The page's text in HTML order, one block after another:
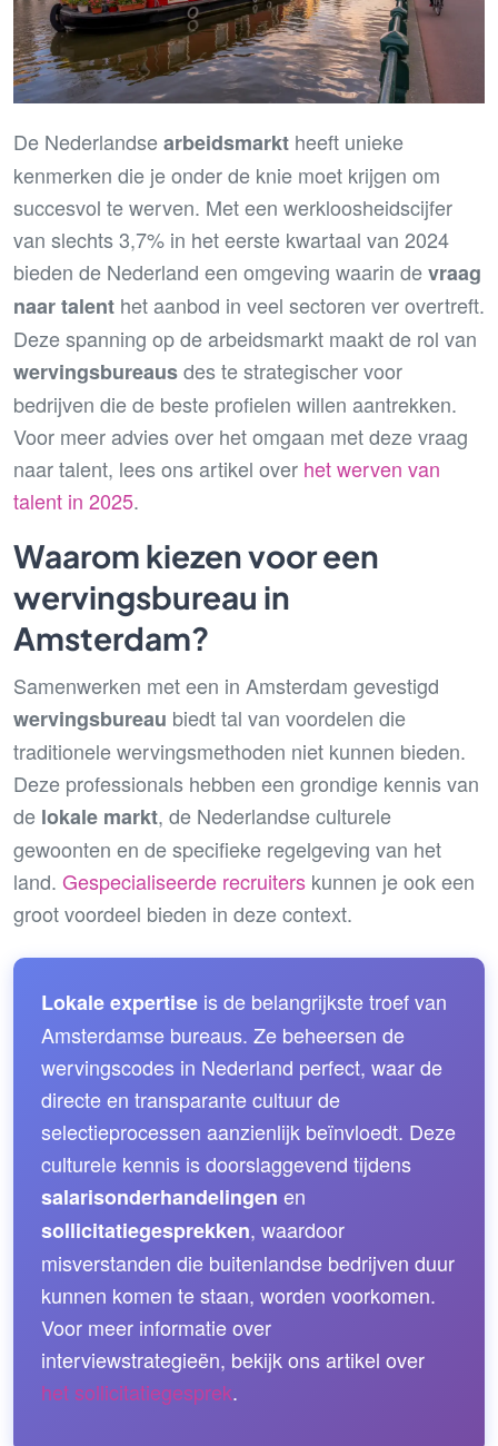
De Nederlandsearbeidsmarkt heeft unieke
kenmerken die je onder de knie moet krijgen om
succesvol te werven. Met een werkloosheidscijfer
van slechts 3,7% in het eerste kwartaal van 2024
bieden de Nederland een omgeving waarin devraag
naar talent het aanbod in veel sectoren ver overtreft.
Deze spanning op de arbeidsmarkt maakt de rol van
wervingsbureausdes te strategischer voor
bedrijven die de beste profielen willen aantrekken.
Voor meer advies over het omgaan met deze vraag
naar talent, lees ons artikel over het werven van
talent in 2025.
Waarom kiezen voor een
wervingsbureau in
Amsterdam?
Samenwerken met een in Amsterdam gevestigd
wervingsbureau biedt tal van voordelen die
traditionele wervingsmethoden niet kunnen bieden.
Deze professionals hebben een grondige kennis van
de lokale markt, de Nederlandse culturele
gewoonten en de specifieke regelgeving van het
land. Gespecialiseerde recruiters kunnen je ook een
groot voordeel bieden in deze context.
Lokale expertise is de belangrijkste troef van
Amsterdamse bureaus. Ze beheersen de
wervingscodes in Nederland perfect, waar de
directe en transparante cultuur de
selectieprocessen aanzienlijk beïnvloedt. Deze
culturele kennis is doorslaggevend tijdens
salarisonderhandelingen en
sollicitatiegesprekken, waardoor
misverstanden die buitenlandse bedrijven duur
kunnen komen te staan, worden voorkomen.
Voor meer informatie over
interviewstrategieën, bekijk ons artikel over
het sollicitatiegesprek.